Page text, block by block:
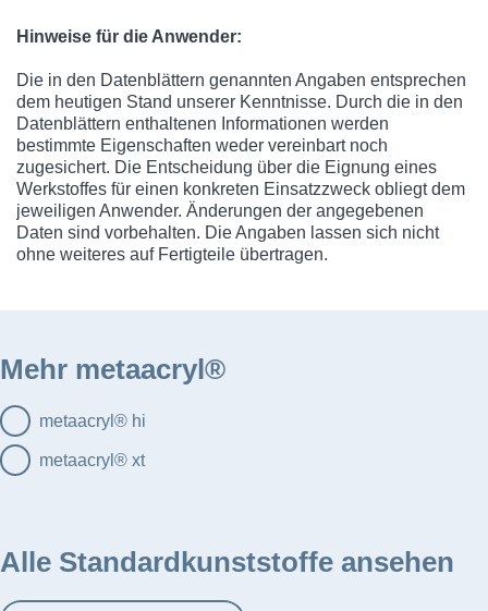
Hinweise für die Anwender:
Die in den Datenblättern genannten Angaben entsprechen
dem heutigen Stand unserer Kenntnisse. Durch die in den
Datenblättern enthaltenen Informationen werden
bestimmte Eigenschaften weder vereinbart noch
zugesichert. Die Entscheidung über die Eignung eines
Werkstoffes für einen konkreten Einsatzzweck obliegt dem
jeweiligen Anwender. Änderungen der angegebenen
Daten sind vorbehalten. Die Angaben lassen sich nicht
ohne weiteres auf Fertigteile übertragen.
Mehr metaacryl®
metaacryl® hi
metaacryl® xt
Alle Standardkunststoffe ansehen